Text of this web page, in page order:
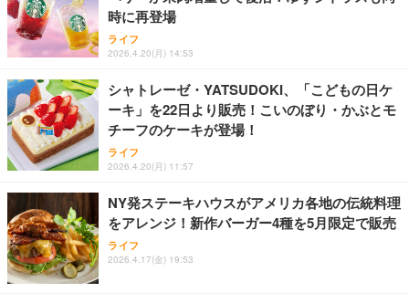
エレコム WiFi ルーター 無線LAN Wi-Fi7 11BE 2882
+688Mbps IPv6(IPoE)対応 エコパッケージ WRC-W
701-B
バッファロー Wi-Fi 6 ルーター 2401+573Mbps WS
R-3000AX4P/NBK (× 2)
￥23,960
アサヒ スーパードライ [缶] 135ml x 24本 [ケース販
売] [アサヒ 国産 ビール 缶 ALC 5%] LT-1226
￥3,493
天羽の梅 1800ml （ハイボールの元 焼酎用）[天羽飲
料製造 東京都]
￥1,750
お中元 ギフト 【TV紹介されました♪】 純系 名古屋
コーチン 燻製 4種 セット おつまみ お取り寄せグル
メ 100％国産 高級 地鶏 お肉 ハム ソーセージ 冷凍
化粧箱入り 手提げ紙袋 熨斗対応可 南部食鶏 RK-29-
Butz Delicatessen おつまみアソートセット 【誕生
日用（バースデーカード付き）】 おつまみセット 6
品 食べ比べ ご自宅用 お中元 合鴨 牛タン ロースト
ビーフ 燻製 詰め合わせ ギフト プレゼント おしゃれ
お取り寄せ 肉 国産 ビール オードブル 3000円
￥2,952
時に再登場
ライフ
2026.4.20(月) 14:53
シャトレーゼ・YATSUDOKI、「こどもの日ケ
ーキ」を22日より販売！こいのぼり・かぶとモ
チーフのケーキが登場！
ライフ
2026.4.20(月) 11:57
NY発ステーキハウスがアメリカ各地の伝統料理
をアレンジ！新作バーガー4種を5月限定で販売
ライフ
2026.4.17(金) 19:53